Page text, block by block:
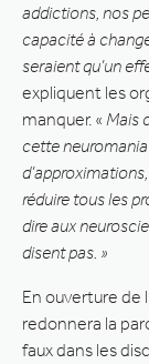
addictions, nos
capacité à
seraient qu’un
expliquent les
manquer. « Mais
cette
réduire tous les
dire aux
disent pas. »
En ouverture de
redonnera la
faux dans les